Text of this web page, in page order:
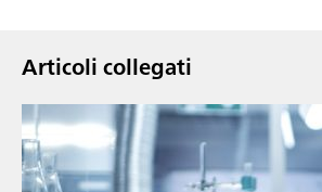
Articoli collegati